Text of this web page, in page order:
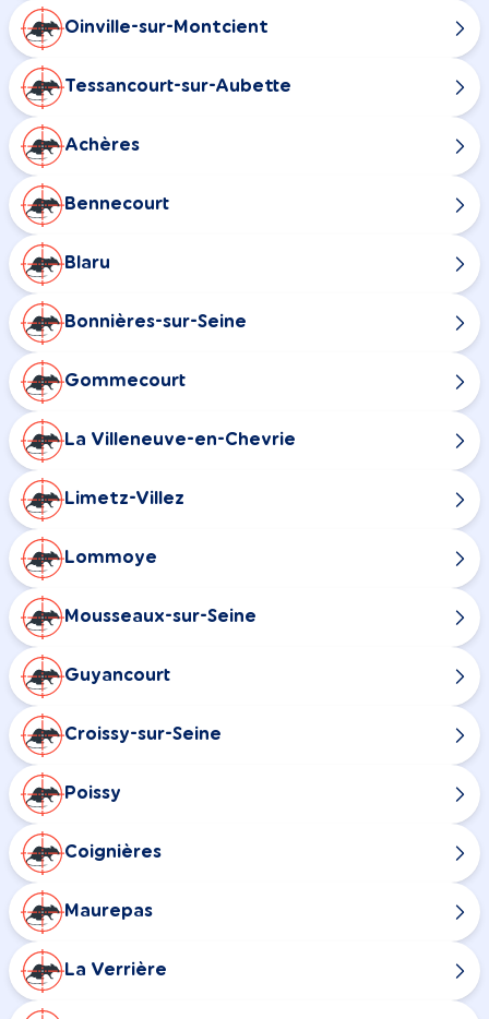
Oinville-sur-Montcient
Tessancourt-sur-Aubette
Achères
Bennecourt
Blaru
Bonnières-sur-Seine
Gommecourt
La Villeneuve-en-Chevrie
Limetz-Villez
Lommoye
Mousseaux-sur-Seine
Guyancourt
Croissy-sur-Seine
Poissy
Coignières
Maurepas
La Verrière